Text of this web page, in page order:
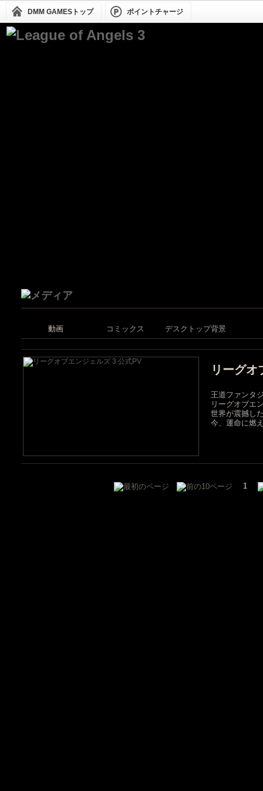
DMM GAMESトップ ポイントチャージ
動画 コミックス デスクトップ背景
リーグオ
王道ファンタ
リーグオブエ
世界が震撼し
今、運命に燃
1